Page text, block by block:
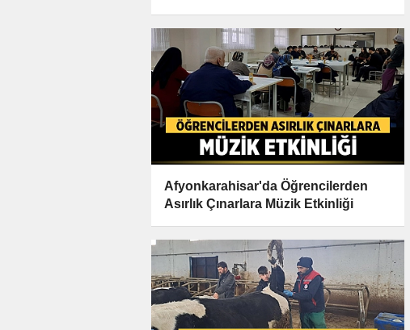
Afyonkarahisar'da Öğrencilerden
Asırlık Çınarlara Müzik Etkinliği